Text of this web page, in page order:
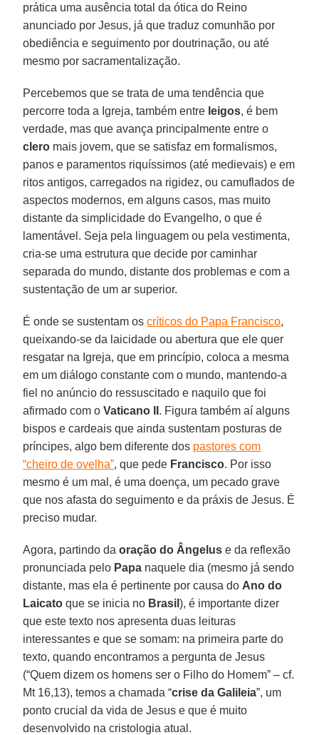
prática uma ausência total da ótica do Reino
anunciado por Jesus, já que traduz comunhão por
obediência e seguimento por doutrinação, ou até
mesmo por sacramentalização.
Percebemos que se trata de uma tendência que
percorre toda a Igreja, também entre leigos, é bem
verdade, mas que avança principalmente entre o
clero mais jovem, que se satisfaz em formalismos,
panos e paramentos riquíssimos (até medievais) e em
ritos antigos, carregados na rigidez, ou camuflados de
aspectos modernos, em alguns casos, mas muito
distante da simplicidade do Evangelho, o que é
lamentável. Seja pela linguagem ou pela vestimenta,
cria-se uma estrutura que decide por caminhar
separada do mundo, distante dos problemas e com a
sustentação de um ar superior.
É onde se sustentam oscríticos do Papa Francisco,
queixando-se da laicidade ou abertura que ele quer
resgatar na Igreja, que em princípio, coloca a mesma
em um diálogo constante com o mundo, mantendo-a
fiel no anúncio do ressuscitado e naquilo que foi
afirmado com oVaticano II . Figura também aí alguns
bispos e cardeais que ainda sustentam posturas de
príncipes, algo bem diferente dos pastores com
“cheiro de ovelha”, que pede Francisco. Por isso
mesmo é um mal, é uma doença, um pecado grave
que nos afasta do seguimento e da práxis de Jesus. É
preciso mudar.
Agora, partindo daoração do Ângelus e da reflexão
pronunciada pelo Papa naquele dia (mesmo já sendo
distante, mas ela é pertinente por causa do Ano do
Laicato que se inicia no Brasil), é importante dizer
que este texto nos apresenta duas leituras
interessantes e que se somam: na primeira parte do
texto, quando encontramos a pergunta de Jesus
(“Quem dizem os homens ser o Filho do Homem” – cf.
Mt 16,13), temos a chamada “crise da Galileia”, um
ponto crucial da vida de Jesus e que é muito
desenvolvido na cristologia atual.